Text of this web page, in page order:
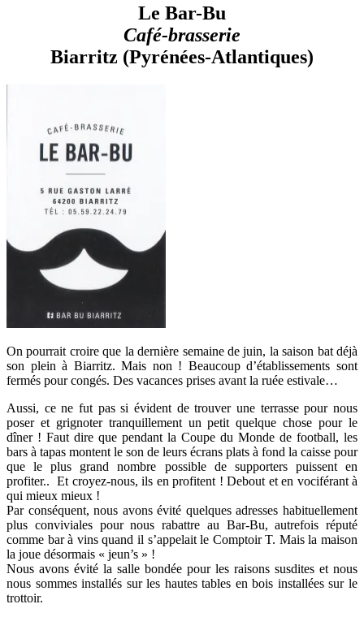
Le Bar-Bu
Café-brasserie
Biarritz (Pyrénées-Atlantiques)
On pourrait croire que la dernière semaine de juin, la saison bat déjà
son plein à Biarritz. Mais non ! Beaucoup d’établissements sont
fermés pour congés. Des vacances prises avant la ruée estivale…
Aussi, ce ne fut pas si évident de trouver une terrasse pour nous
poser et grignoter tranquillement un petit quelque chose pour le
dîner ! Faut dire que pendant la Coupe du Monde de football, les
bars à tapas montent le son de leurs écrans plats à fond la caisse pour
que le plus grand nombre possible de supporters puissent en
profiter.. Et croyez-nous, ils en profitent ! Debout et en vociférant à
qui mieux mieux !
Par conséquent, nous avons évité quelques adresses habituellement
plus conviviales pour nous rabattre au Bar-Bu, autrefois réputé
comme bar à vinsquand il s’appelait le Comptoir T. Mais la maison
la joue désormais « jeun’s » !
Nous avons évité la salle bondée pour les raisons susdites et nous
nous sommes installés sur les hautes tables en bois installées sur le
trottoir.